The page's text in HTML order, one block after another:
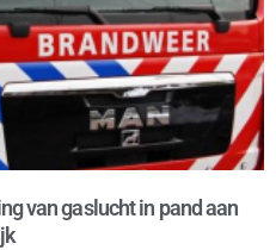
van gaslucht in pand aan